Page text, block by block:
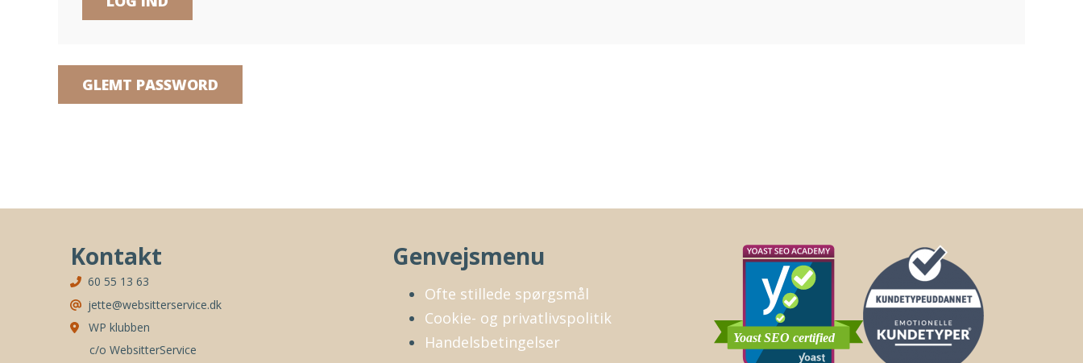
GLEMT PASSWORD
Kontakt
60 55 13 63
jette@websitterservice.dk
WP klubben
c/o WebsitterService
Genvejsmenu
Ofte stillede spørgsmål
Cookie- og privatlivspolitik
Handelsbetingelser